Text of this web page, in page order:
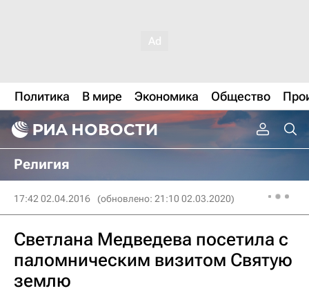
Политика В мире Экономика Общество
Религия
17:42 02.04.2016 (обновлено: 21:10 02.03.2020)
Светлана Медведева посетила с
паломническим визитом Святую
землю